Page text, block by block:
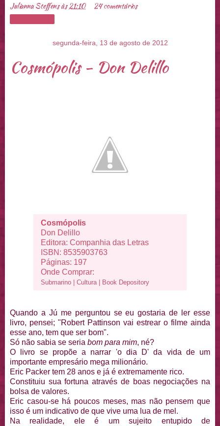
Julianna Steffensàs21:10 24 comentários
segunda-feira, 13 de agosto de 2012
Cosmópolis - Don Delillo
Cosmópolis
Don Delillo
Editora: Companhia das Letras
ISBN: 8535903763
Páginas: 197
Onde Comprar:
Submarino |Cultura | Book Depository
Quando a Jú me perguntou se eu gostaria de ler esse
livro, pensei; "Robert Pattinson vai estrear o filme ainda
esse ano, tem que ser bom".
Só não sabia se seria bom para mim, né?
O livro se propõe a narrar 'o dia D' da vida de um
importante empresário mega milionário.
Eric Packer tem 28 anos e já é extremamente rico.
Constituiu sua fortuna através de boas negociações na
bolsa de valores.
Eric casou-se há poucos meses, mas não pensem que
isso é um indicativo de que vive uma lua de mel.
Na realidade, ele é um sujeito entupido de